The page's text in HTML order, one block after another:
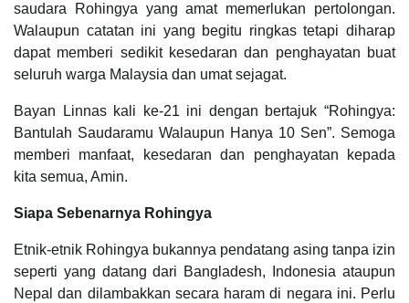
saudara Rohingya yang amat memerlukan pertolongan.
Walaupun catatan ini yang begitu ringkas tetapi diharap
dapat memberi sedikit kesedaran dan penghayatan buat
seluruh warga Malaysia dan umat sejagat.
Bayan Linnas kali ke-21 ini dengan bertajuk “Rohingya:
Bantulah Saudaramu Walaupun Hanya 10 Sen”. Semoga
memberi manfaat, kesedaran dan penghayatan kepada
kita semua, Amin.
Siapa Sebenarnya Rohingya
Etnik-etnik Rohingya bukannya pendatang asing tanpa izin
seperti yang datang dari Bangladesh, Indonesia ataupun
Nepal dan dilambakkan secara haram di negara ini. Perlu